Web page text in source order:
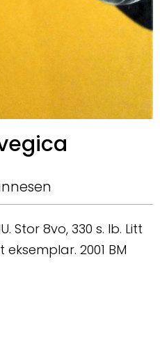
Stor 8vo, 330 s. Ib. Litt
2001 BM